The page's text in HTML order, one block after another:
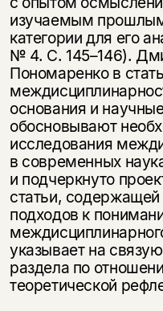
изучаемым
категории для его
№ 4. С. 145–146).
Пономаренко в
основания и
обосновывают
исследования
в современных
и подчеркнуто
статьи, содержащей
подходов к
указывает на
раздела по
теоретической